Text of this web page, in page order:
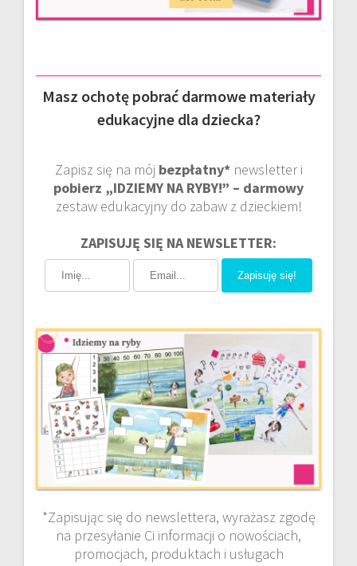
Masz ochotę pobrać darmowe materiały
edukacyjne dla dziecka?
Zapisz się na mój bezpłatny*newsletter i
pobierz „IDZIEMY NA RYBY!” – darmowy
zestaw edukacyjny do zabaw z dzieckiem!
ZAPISUJĘ SIĘ NA NEWSLETTER:
Zapisuję się!
*Zapisując się do newslettera, wyrażasz zgodę
na przesyłanie Ci informacji o nowościach,
promocjach, produktach i usługach